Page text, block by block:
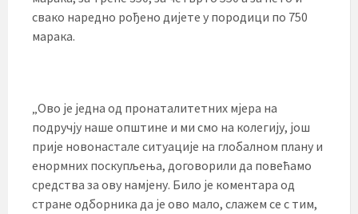
свако наредно рођено дијете у породици по 750
марака.
„Ово је једна од пронаталитетних мјера на
подручју наше општине и ми смо на колегију, још
прије новонастале ситуације на глобалном плану и
енормних поскупљења, договорили да повећамо
средства за ову намјену. Било је коментара од
стране одборника да је ово мало, слажем се с тим,